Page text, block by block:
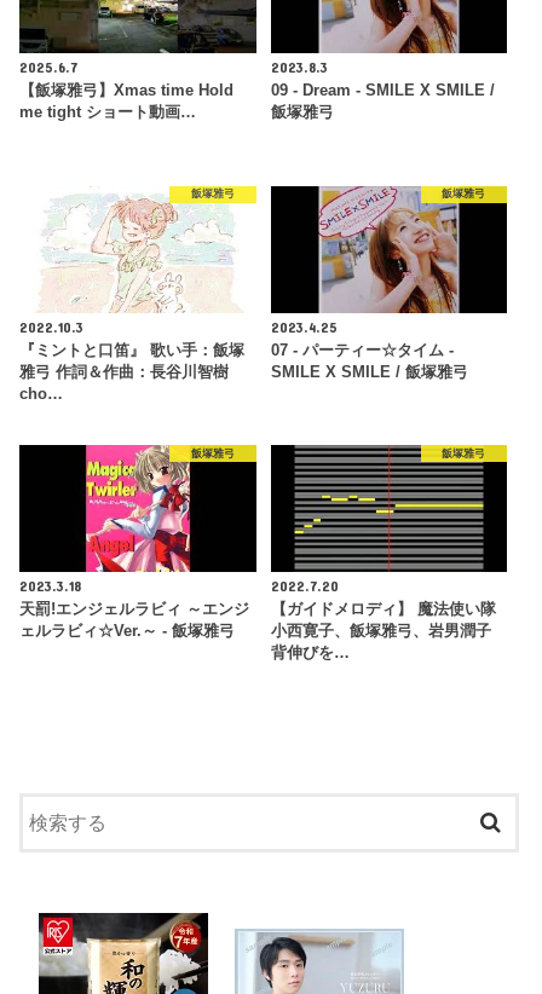
2025.6.7
【飯塚雅弓】Xmas time Hold
me tight ショート動画…
2023.8.3
09 - Dream - SMILE X SMILE /
飯塚雅弓
飯塚雅弓
2022.10.3
『ミントと口笛』 歌い手：飯塚
雅弓 作詞＆作曲：長谷川智樹
cho…
飯塚雅弓
2023.4.25
07 - パーティー☆タイム -
SMILE X SMILE / 飯塚雅弓
飯塚雅弓
2023.3.18
天罰!エンジェルラビィ ～エンジ
ェルラビィ☆Ver.～ - 飯塚雅弓
飯塚雅弓
2022.7.20
【ガイドメロディ】 魔法使い隊
小西寛子、飯塚雅弓、岩男潤子
背伸びを…